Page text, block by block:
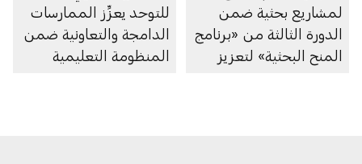
لمشاريع بحثية ضمن
الدورة الثالثة من «برنامج
المنح البحثية» لتعزيز
للتوحد يعزِّز الممارسات
الدامجة والتعاونية ضمن
المنظومة التعليمية